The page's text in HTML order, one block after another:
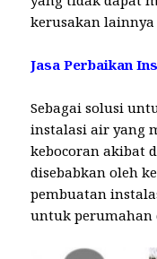
kerusakan
Jasa Perbaikan
Sebagai solusi
instalasi air yang
kebocoran akibat
disebabkan oleh
pembuatan
untuk perumahan